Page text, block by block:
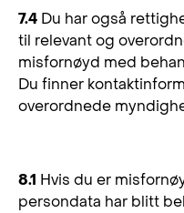
7.4 Du har også
til relevant og
misfornøyd med
Du finner
overordnede
8.1 Hvis du er
persondata har blitt